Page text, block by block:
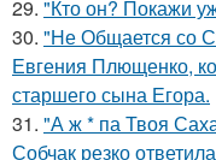
29. "Кто он? Покажи
30. "Не Общается со
Евгения Плющенко,
старшего сына Егора.
31. "А ж * па Твоя
Собчак резко